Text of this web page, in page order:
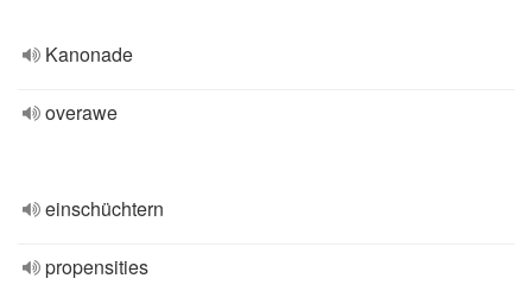
Kanonade
overawe
einschüchtern
propensities